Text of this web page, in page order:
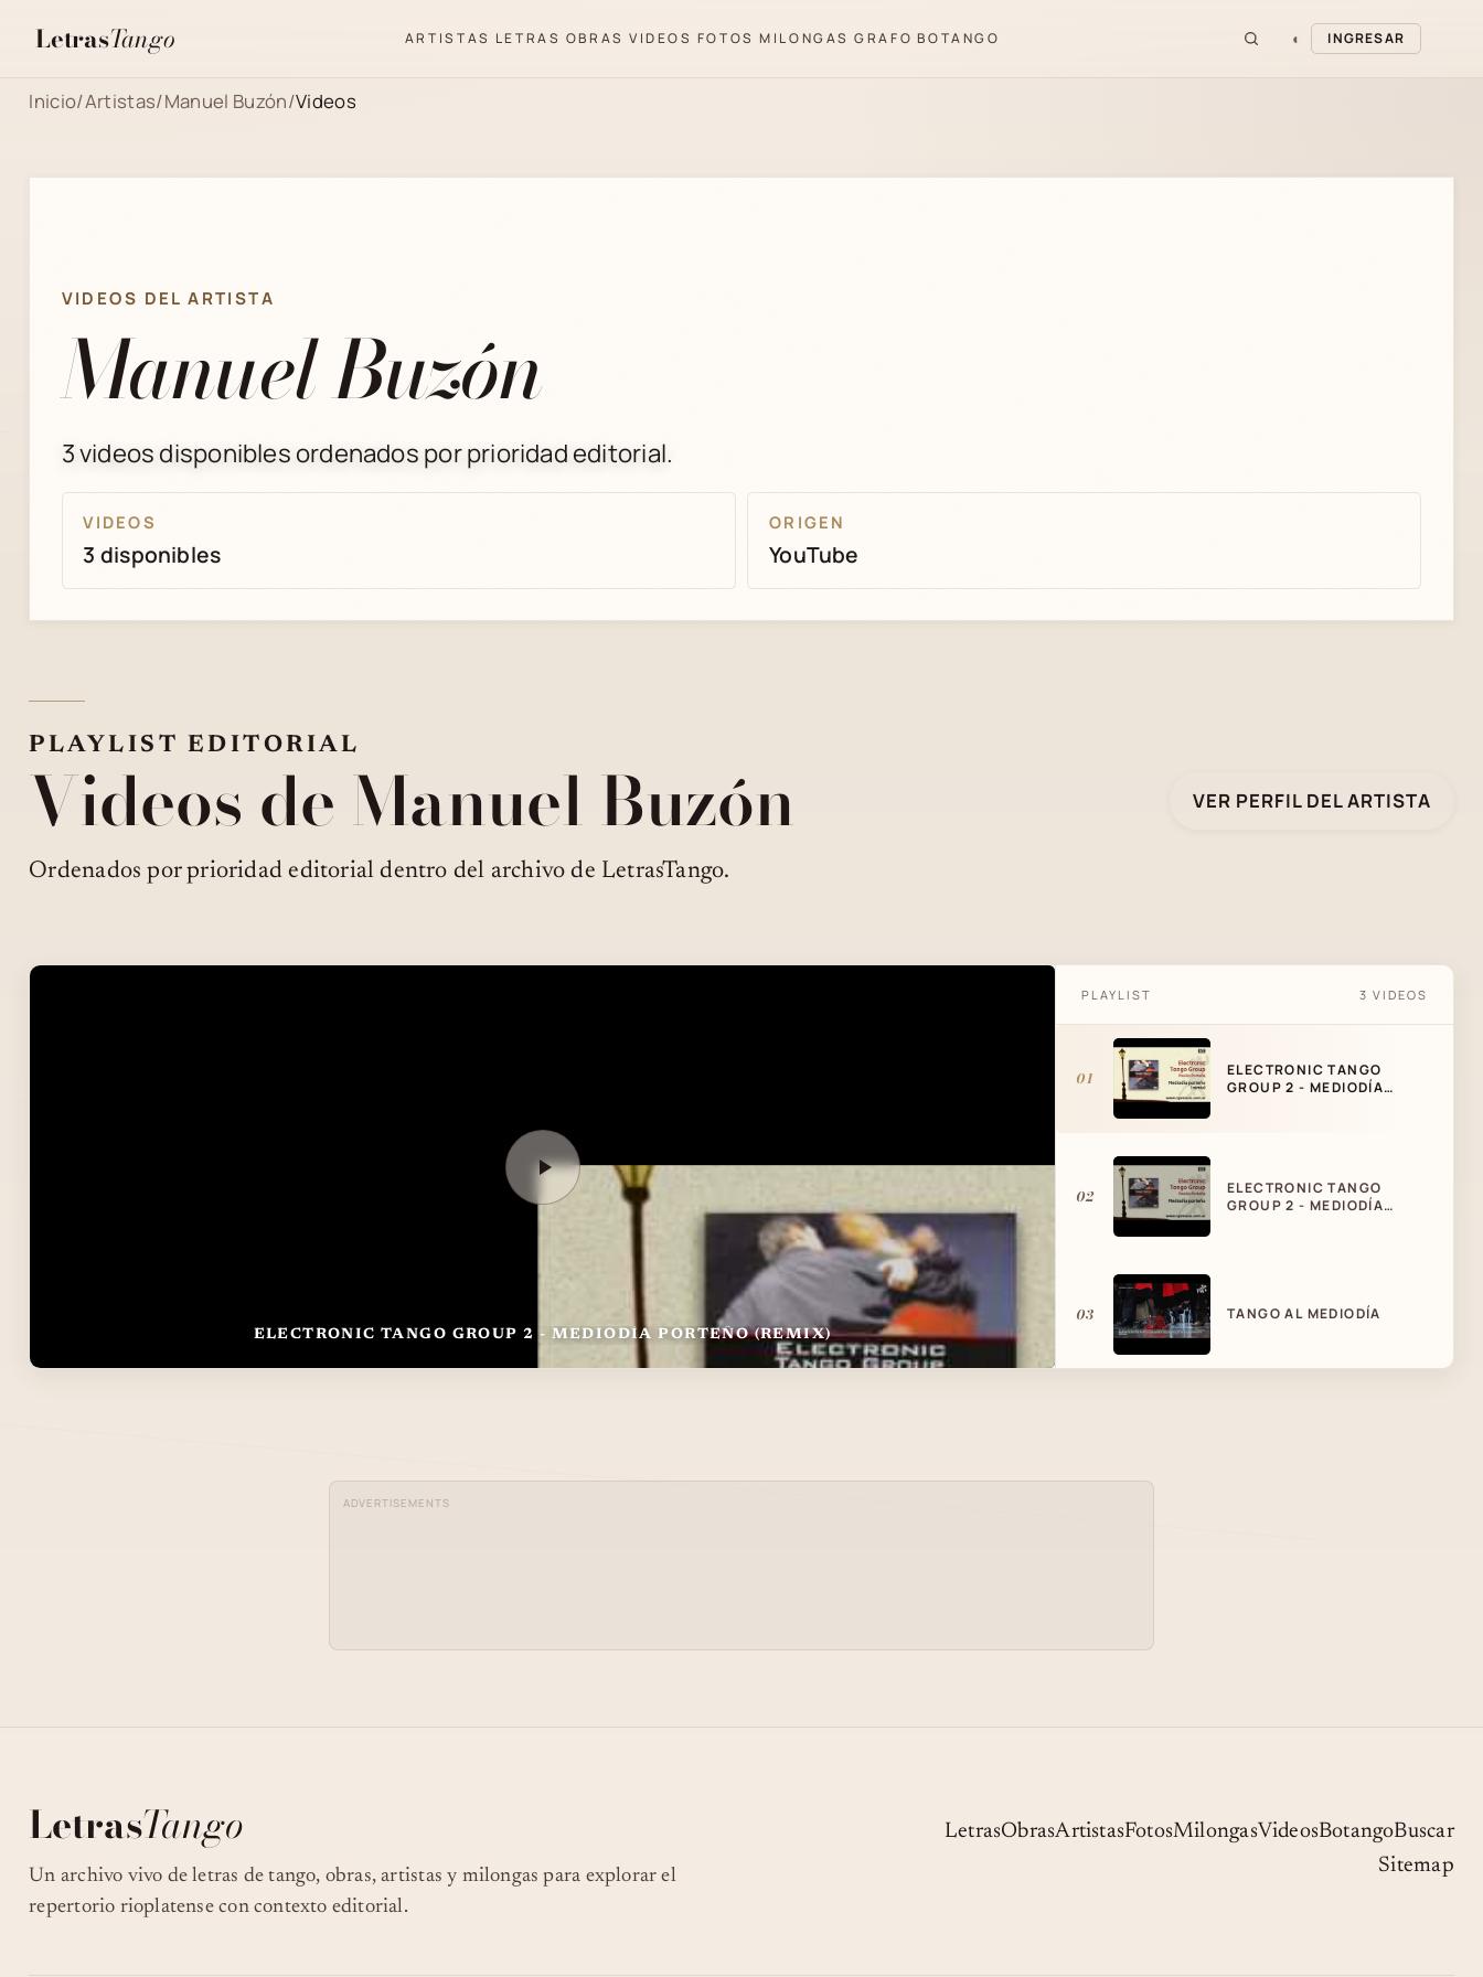
LetrasTango ARTISTAS LETRAS OBRAS VIDEOS FOTOS MILONGAS GRAFO BOTANGO ◐ INGRESAR
Inicio/Artistas/Manuel Buzón/Videos
VIDEOS DEL ARTISTA
Manuel Buzón
3 videos disponibles ordenados por prioridad editorial.
VIDEOS
3 disponibles
ORIGEN
YouTube
PLAYLIST EDITORIAL
Videos de Manuel Buzón VER PERFIL DEL ARTISTA
Ordenados por prioridad editorial dentro del archivo de LetrasTango.
ELECTRONIC TANGO GROUP 2 - MEDIODÍA PORTEÑO (REMIX)
PLAYLIST 3 VIDEOS
01
ELECTRONIC TANGO
GROUP 2 - MEDIODÍA
02
ELECTRONIC TANGO
GROUP 2 - MEDIODÍA
03 TANGO AL MEDIODÍA
ADVERTISEMENTS
LetrasTango
Un archivo vivo de letras de tango, obras, artistas y milongas para explorar el
repertorio rioplatense con contexto editorial.
LetrasObrasArtistasFotosMilongasVideosBotangoBuscar
Sitemap